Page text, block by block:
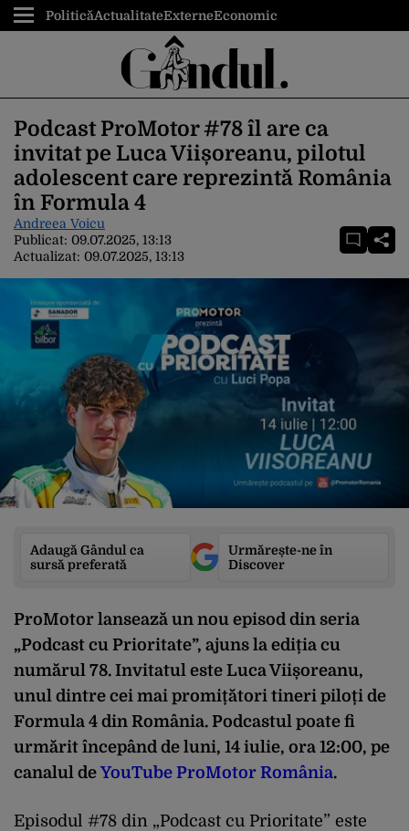
PoliticăActualitateExterneEconomic
Podcast ProMotor #78 îl are ca
invitat pe Luca Viișoreanu, pilotul
adolescent care reprezintă România
în Formula 4
Andreea Voicu
Publicat: 09.07.2025, 13:13
Actualizat: 09.07.2025, 13:13
Adaugă Gândul ca
sursă preferată
Urmărește-ne în
Discover
ProMotor lansează un nou episod din seria
„Podcast cu Prioritate”, ajuns la ediția cu
numărul 78. Invitatul este Luca Viișoreanu,
unul dintre cei mai promițători tineri piloți de
Formula 4 din România. Podcastul poate fi
urmărit începând de luni, 14 iulie, ora 12:00, pe
canalul de YouTube ProMotor România.
Episodul #78 din „Podcast cu Prioritate” este